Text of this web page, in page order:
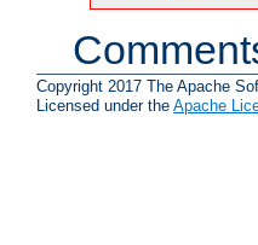
Copyright 2017 The Apache
Licensed under the Apache